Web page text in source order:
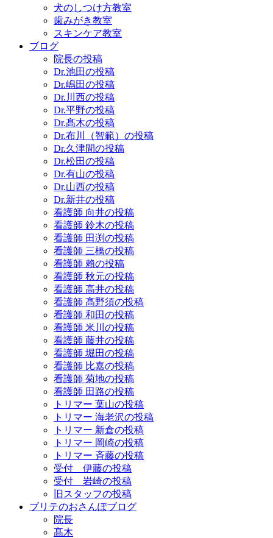
犬のしつけ方教室
歯みがき教室
スキンケア教室
ブログ
院長の投稿
Dr.池田の投稿
Dr.嶋田の投稿
Dr.川西の投稿
Dr.平野の投稿
Dr.髙木の投稿
Dr.布川（智範）の投稿
Dr.久津間の投稿
Dr.松田の投稿
Dr.有山の投稿
Dr.山西の投稿
Dr.新井の投稿
看護師 向井の投稿
看護師 鈴木の投稿
看護師 田渕の投稿
看護師 三橋の投稿
看護師 賴の投稿
看護師 秋元の投稿
看護師 高井の投稿
看護師 髙野須の投稿
看護師 和田の投稿
看護師 米川の投稿
看護師 藤井の投稿
看護師 堀田の投稿
看護師 比嘉の投稿
看護師 菊地の投稿
看護師 田路の投稿
トリマー 葉山の投稿
トリマー 海老沢の投稿
トリマー 新倉の投稿
トリマー 岡崎の投稿
トリマー 斉藤の投稿
受付 伊藤の投稿
受付 岩崎の投稿
旧スタッフの投稿
ブリテのおさんぽブログ
院長
髙木